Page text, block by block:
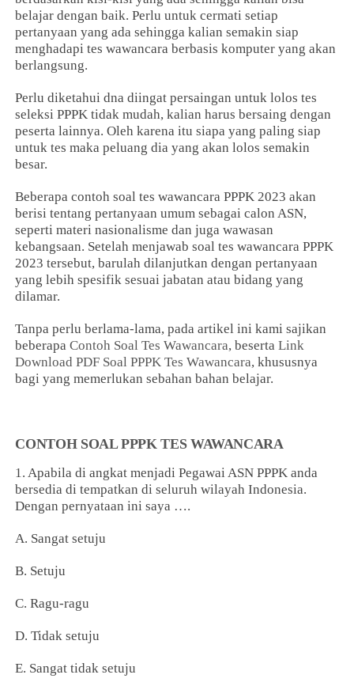
belajar dengan baik. Perlu untuk cermati setiap
pertanyaan yang ada sehingga kalian semakin siap
menghadapi tes wawancara berbasis komputer yang akan
berlangsung.
Perlu diketahui dna diingat persaingan untuk lolos tes
seleksi PPPK tidak mudah, kalian harus bersaing dengan
peserta lainnya. Oleh karena itu siapa yang paling siap
untuk tes maka peluang dia yang akan lolos semakin
besar.
Beberapa contoh soal tes wawancara PPPK 2023 akan
berisi tentang pertanyaan umum sebagai calon ASN,
seperti materi nasionalisme dan juga wawasan
kebangsaan. Setelah menjawab soal tes wawancara PPPK
2023 tersebut, barulah dilanjutkan dengan pertanyaan
yang lebih spesifik sesuai jabatan atau bidang yang
dilamar.
Tanpa perlu berlama-lama, pada artikel ini kami sajikan
beberapaContoh Soal Tes Wawancara, besertaLink
Download PDF Soal PPPK Tes Wawancara, khususnya
bagi yang memerlukan sebahan bahan belajar.
CONTOH SOAL PPPK TES WAWANCARA
1. Apabila di angkat menjadi Pegawai ASN PPPK anda
bersedia di tempatkan di seluruh wilayah Indonesia.
Dengan pernyataan ini saya ….
A. Sangat setuju
B. Setuju
C. Ragu-ragu
D. Tidak setuju
E. Sangat tidak setuju